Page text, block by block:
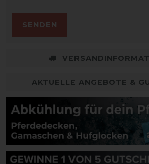
SENDEN
AKTUELLE ANGEBOTE &